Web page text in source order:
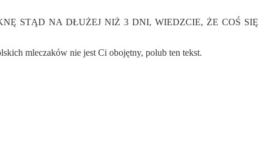
STĄD NA DŁUŻEJ NIŻ 3 DNI, WIEDZCIE, ŻE COŚ SIĘ
mleczaków nie jest Ci obojętny, polub ten tekst.